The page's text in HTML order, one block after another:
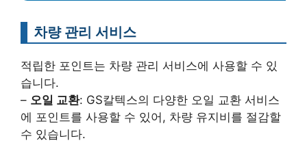
차량 관리 서비스
적립한 포인트는 차량 관리 서비스에 사용할 수 있
습니다.
– 오일 교환: GS칼텍스의 다양한 오일 교환 서비스
에 포인트를 사용할 수 있어, 차량 유지비를 절감할
수 있습니다.